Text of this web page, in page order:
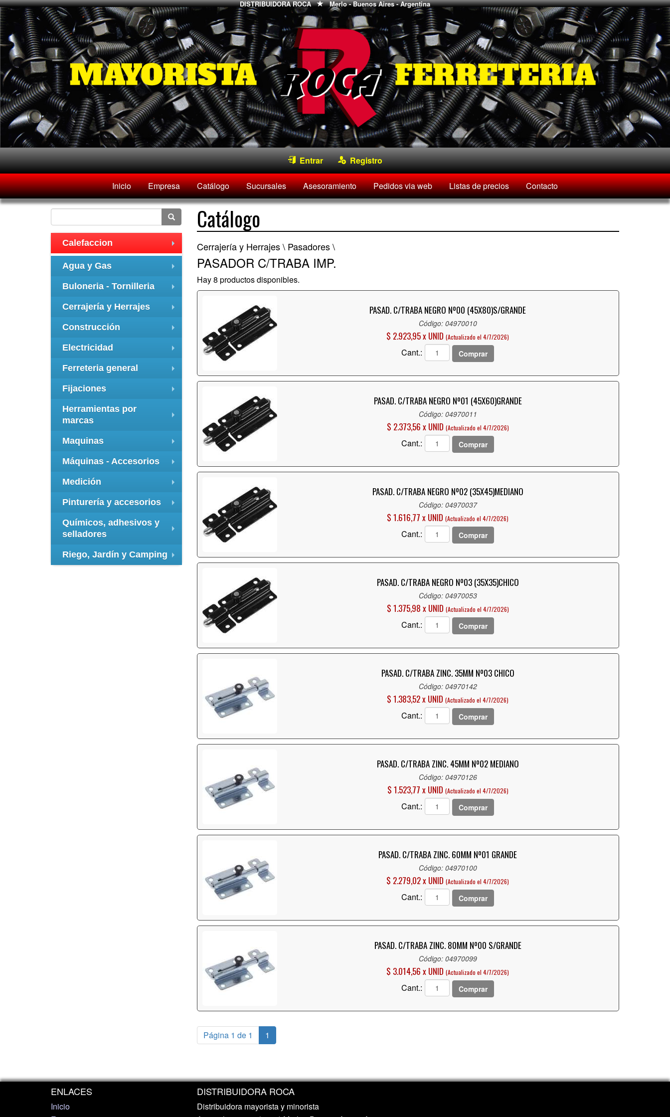
DISTRIBUIDORA ROCA Merlo - Buenos Aires - Argentina
Entrar Registro
Inicio Empresa Catálogo Sucursales Asesoramiento Pedidos via web Listas de precios Contacto
+
Calefaccion
Agua y Gas
Buloneria - Tornilleria
Cerrajería y Herrajes
Construcción
Electricidad
Ferreteria general
Fijaciones
Herramientas por
marcas
Maquinas
Máquinas - Accesorios
Medición
Pinturería y accesorios
Químicos, adhesivos y
selladores
+
Riego, Jardín y Camping
Catálogo
Cerrajería y Herrajes \ Pasadores \
PASADOR C/TRABA IMP.
Hay 8 productos disponibles.
PASAD. C/TRABA NEGRO Nº00 (45X80)S/GRANDE
Código: 04970010
$ 2.923,95 x UNID (Actualizado el 4/7/2026)
Cant.: Comprar
PASAD. C/TRABA NEGRO Nº01 (45X60)GRANDE
Código: 04970011
$ 2.373,56 x UNID (Actualizado el 4/7/2026)
Cant.: Comprar
PASAD. C/TRABA NEGRO Nº02 (35X45)MEDIANO
Código: 04970037
$ 1.616,77 x UNID (Actualizado el 4/7/2026)
Cant.: Comprar
PASAD. C/TRABA NEGRO Nº03 (35X35)CHICO
Código: 04970053
$ 1.375,98 x UNID (Actualizado el 4/7/2026)
Cant.: Comprar
PASAD. C/TRABA ZINC. 35MM Nº03 CHICO
Código: 04970142
$ 1.383,52 x UNID (Actualizado el 4/7/2026)
Cant.: Comprar
PASAD. C/TRABA ZINC. 45MM Nº02 MEDIANO
Código: 04970126
$ 1.523,77 x UNID (Actualizado el 4/7/2026)
Cant.: Comprar
PASAD. C/TRABA ZINC. 60MM Nº01 GRANDE
Código: 04970100
$ 2.279,02 x UNID (Actualizado el 4/7/2026)
Cant.: Comprar
PASAD. C/TRABA ZINC. 80MM Nº00 S/GRANDE
Código: 04970099
$ 3.014,56 x UNID (Actualizado el 4/7/2026)
Cant.: Comprar
Página 1 de 1 1
ENLACES
Inicio
DISTRIBUIDORA ROCA
Distribuidora mayorista y minorista